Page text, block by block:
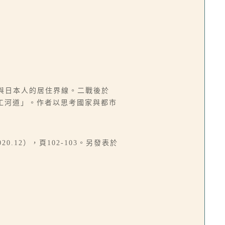
日本人的居住界線。二戰後於
道」。作者以思考國家與都市
），頁102-103。另發表於